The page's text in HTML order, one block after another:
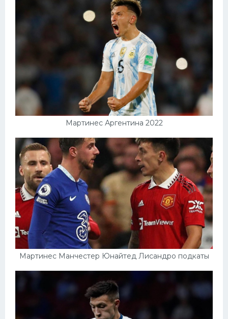
Мартинес Аргентина 2022
Мартинес Манчестер Юнайтед Лисандро подкаты